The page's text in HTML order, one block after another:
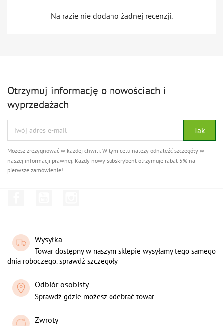
Na razie nie dodano żadnej recenzji.
Otrzymuj informację o nowościach i
wyprzedażach
Możesz zrezygnować w każdej chwili. W tym celu należy odnaleźć szczegóły w
naszej informacji prawnej. Każdy nowy subskrybent otrzymuje rabat 5% na
pierwsze zamówienie!
Wysyłka
Towar dostępny w naszym sklepie wysyłamy tego samego
dnia roboczego. sprawdź szczegoły
Odbiór osobisty
Sprawdź gdzie możesz odebrać towar
Zwroty